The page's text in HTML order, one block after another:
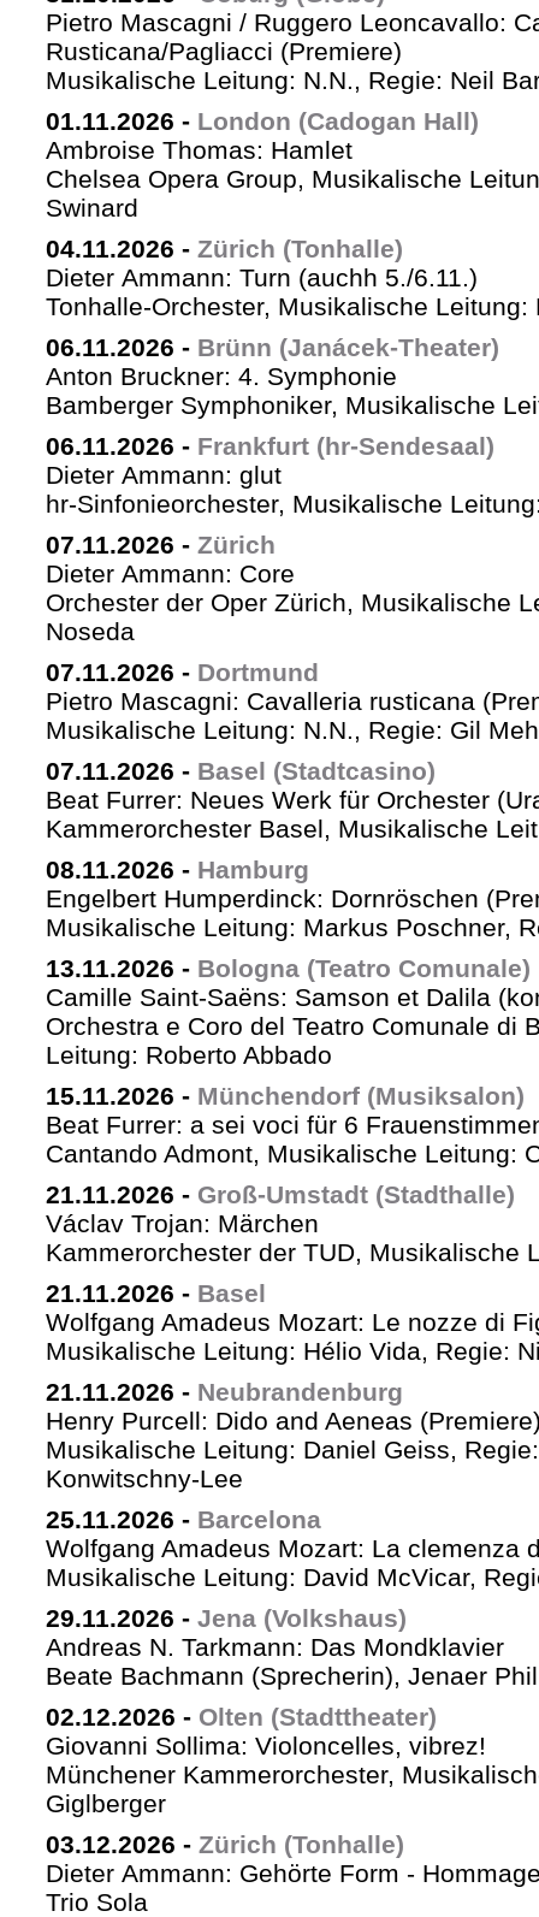
Pietro Mascagni / Ruggero Leoncavallo:
Rusticana/Pagliacci (Premiere)
Musikalische Leitung: N.N., Regie: Neil
01.11.2026 - London (Cadogan Hall)
Ambroise Thomas: Hamlet
Chelsea Opera Group, Musikalische
Swinard
04.11.2026 - Zürich (Tonhalle)
Dieter Ammann: Turn (auchh 5./6.11.)
Tonhalle-Orchester, Musikalische Leitung:
06.11.2026 - Brünn (Janácek-Theater)
Anton Bruckner: 4. Symphonie
Bamberger Symphoniker, Musikalische
06.11.2026 - Frankfurt (hr-Sendesaal)
Dieter Ammann: glut
hr-Sinfonieorchester, Musikalische
07.11.2026 - Zürich
Dieter Ammann: Core
Orchester der Oper Zürich, Musikalische
Noseda
07.11.2026 - Dortmund
Pietro Mascagni: Cavalleria rusticana
Musikalische Leitung: N.N., Regie: Gil
07.11.2026 - Basel (Stadtcasino)
Beat Furrer: Neues Werk für Orchester
Kammerorchester Basel, Musikalische
08.11.2026 - Hamburg
Engelbert Humperdinck: Dornröschen
Musikalische Leitung: Markus Poschner,
13.11.2026 - Bologna (Teatro Comunale)
Camille Saint-Saëns: Samson et Dalila
Orchestra e Coro del Teatro Comunale di
Leitung: Roberto Abbado
15.11.2026 - Münchendorf (Musiksalon)
Beat Furrer: a sei voci für 6
Cantando Admont, Musikalische Leitung:
21.11.2026 - Groß-Umstadt (Stadthalle)
Václav Trojan: Märchen
Kammerorchester der TUD, Musikalische
21.11.2026 - Basel
Wolfgang Amadeus Mozart: Le nozze di
Musikalische Leitung: Hélio Vida, Regie:
21.11.2026 - Neubrandenburg
Henry Purcell: Dido and Aeneas
Musikalische Leitung: Daniel Geiss,
Konwitschny-Lee
25.11.2026 - Barcelona
Wolfgang Amadeus Mozart: La clemenza
Musikalische Leitung: David McVicar,
29.11.2026 - Jena (Volkshaus)
Andreas N. Tarkmann: Das Mondklavier
Beate Bachmann (Sprecherin), Jenaer
02.12.2026 - Olten (Stadttheater)
Giovanni Sollima: Violoncelles, vibrez!
Münchener Kammerorchester,
Giglberger
03.12.2026 - Zürich (Tonhalle)
Dieter Ammann: Gehörte Form -
Trio Sola